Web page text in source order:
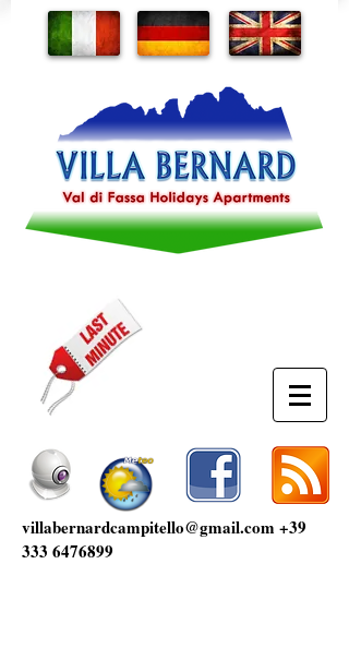
villabernardcampitello@gmail.com +39
333 6476899